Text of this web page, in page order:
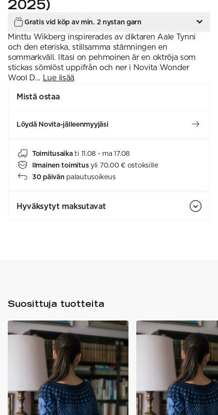
2025)
Gratis vid köp av min. 2 nystan garn
Minttu Wikberg inspirerades av diktaren Aale Tynni
och den eteriska, stillsamma stämningen en
sommarkväll. Iltasi on pehmoinen är en oktröja som
stickas sömlöst uppifrån och ner i Novita Wonder
Wool D... Lue lisää
Mistä ostaa
Löydä Novita-jälleenmyyjäsi
Toimitusaika ti 11.08 - ma 17.08
Ilmainen toimitus yli 70.00 € ostoksille
30 päivän palautusoikeus
Hyväksytyt maksutavat
Suosittuja tuotteita